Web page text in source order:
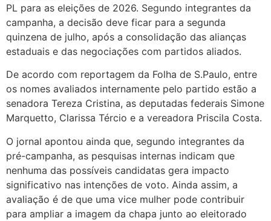
PL para as eleições de 2026. Segundo integrantes da
campanha, a decisão deve ficar para a segunda
quinzena de julho, após a consolidação das alianças
estaduais e das negociações com partidos aliados.
De acordo com reportagem da Folha de S.Paulo, entre
os nomes avaliados internamente pelo partido estão a
senadora Tereza Cristina, as deputadas federais Simone
Marquetto, Clarissa Tércio e a vereadora Priscila Costa.
O jornal apontou ainda que, segundo integrantes da
pré-campanha, as pesquisas internas indicam que
nenhuma das possíveis candidatas gera impacto
significativo nas intenções de voto. Ainda assim, a
avaliação é de que uma vice mulher pode contribuir
para ampliar a imagem da chapa junto ao eleitorado